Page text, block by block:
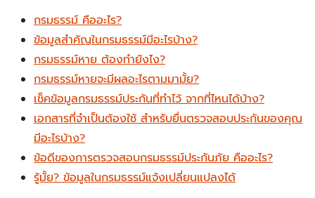
กรมธรรม์ คืออะไร?
ข้อมูลสำคัญในกรมธรรม์มีอะไรบ้าง?
กรมธรรม์หาย ต้องทำยังไง?
กรมธรรม์หายจะมีผลอะไรตามมามั้ย?
เช็คข้อมูลกรมธรรม์ประกันที่ทำไว้ จากที่ไหนได้บ้าง?
เอกสารที่จำเป็นต้องใช้ สำหรับยื่นตรวจสอบประกันของคุณ
มีอะไรบ้าง?
ข้อดีของการตรวจสอบกรมธรรม์ประกันภัย คืออะไร?
รู้มั้ย? ข้อมูลในกรมธรรม์แจ้งเปลี่ยนแปลงได้